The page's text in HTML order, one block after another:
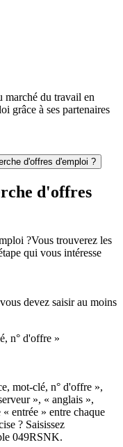
marché du travail en
grâce à ses partenaires
d'offres d'emploi ?
d'offres
?Vous trouverez les
qui vous intéresse
devez saisir au moins
n° d'offre »
mot-clé, n° d'offre »,
», « anglais »,
entrée » entre chaque
? Saisissez
049RSNK.